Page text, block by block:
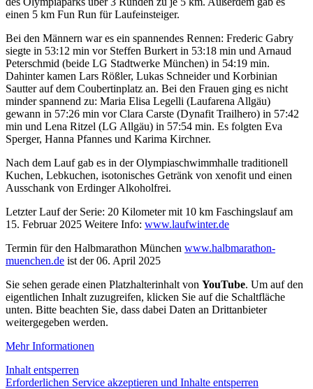
einen 5 km Fun Run für Laufeinsteiger.
Bei den Männern war es ein spannendes Rennen: Frederic Gabry
siegte in 53:12 min vor Steffen Burkert in 53:18 min und Arnaud
Peterschmid (beide LG Stadtwerke München) in 54:19 min.
Dahinter kamen Lars Rößler, Lukas Schneider und Korbinian
Sautter auf dem Coubertinplatz an. Bei den Frauen ging es nicht
minder spannend zu: Maria Elisa Legelli (Laufarena Allgäu)
gewann in 57:26 min vor Clara Carste (Dynafit Trailhero) in 57:42
min und Lena Ritzel (LG Allgäu) in 57:54 min. Es folgten Eva
Sperger, Hanna Pfannes und Karima Kirchner.
Nach dem Lauf gab es in der Olympiaschwimmhalle traditionell
Kuchen, Lebkuchen, isotonisches Getränk von xenofit und einen
Ausschank von Erdinger Alkoholfrei.
Letzter Lauf der Serie: 20 Kilometer mit 10 km Faschingslauf am
15. Februar 2025 Weitere Info: www.laufwinter.de
Termin für den Halbmarathon München www.halbmarathon-
muenchen.de ist der 06. April 2025
Sie sehen gerade einen Platzhalterinhalt von YouTube. Um auf den
eigentlichen Inhalt zuzugreifen, klicken Sie auf die Schaltfläche
unten. Bitte beachten Sie, dass dabei Daten an Drittanbieter
weitergegeben werden.
Mehr Informationen
Inhalt entsperren
Erforderlichen Service akzeptieren und Inhalte entsperren